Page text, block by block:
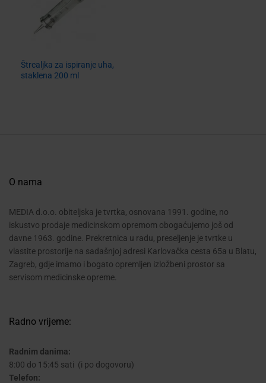
Štrcaljka za ispiranje uha,
staklena 200 ml
O nama
MEDIA d.o.o. obiteljska je tvrtka, osnovana 1991. godine, no
iskustvo prodaje medicinskom opremom obogaćujemo još od
davne 1963. godine. Prekretnica u radu, preseljenje je tvrtke u
vlastite prostorije na sadašnjoj adresi Karlovačka cesta 65a u Blatu,
Zagreb, gdje imamo i bogato opremljen izložbeni prostor sa
servisom medicinske opreme.
Radno vrijeme:
Radnim danima:
8:00 do 15:45 sati (i po dogovoru)
Telefon: